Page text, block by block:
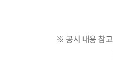
※ 공시 내용 참고​